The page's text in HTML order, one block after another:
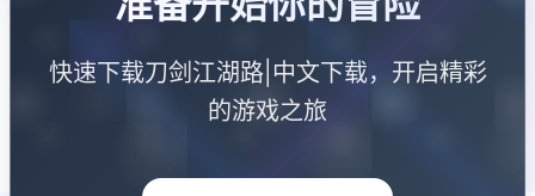
快速下载刀剑江湖路|中文下载，开启精彩
的游戏之旅